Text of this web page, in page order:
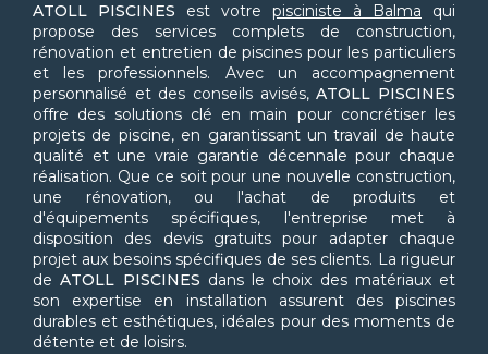
ATOLL PISCINES est votre pisciniste à Balma qui
propose des services complets de construction,
rénovation et entretien de piscines pour les particuliers
et les professionnels. Avec un accompagnement
personnalisé et des conseils avisés,ATOLL PISCINES
offre des solutions clé en main pour concrétiser les
projets de piscine, en garantissant un travail de haute
qualité et une vraie garantie décennale pour chaque
réalisation. Que ce soit pour une nouvelle construction,
une rénovation, ou l'achat de produits et
d'équipements spécifiques, l'entreprise met à
disposition des devis gratuits pour adapter chaque
projet aux besoins spécifiques de ses clients. La rigueur
deATOLL PISCINES dans le choix des matériaux et
son expertise en installation assurent des piscines
durables et esthétiques, idéales pour des moments de
détente et de loisirs.